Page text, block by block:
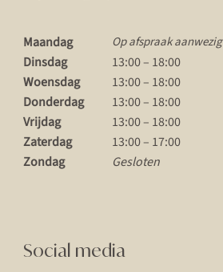
Maandag Op afspraak aanwezig
Dinsdag
13:00 – 18:00
Woensdag
13:00 – 18:00
Donderdag
13:00 – 18:00
Vrijdag
13:00 – 18:00
Zaterdag
13:00 – 17:00
Zondag
Gesloten
Social media